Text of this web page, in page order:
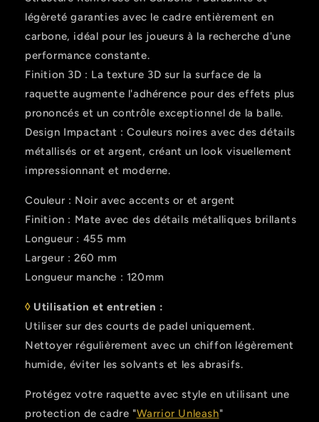
légèreté garanties avec le cadre entièrement en
carbone, idéal pour les joueurs à la recherche d'une
performance constante.
Finition 3D : La texture 3D sur la surface de la
raquette augmente l'adhérence pour des effets plus
prononcés et un contrôle exceptionnel de la balle.
Design Impactant : Couleurs noires avec des détails
métallisés or et argent, créant un look visuellement
impressionnant et moderne.
Couleur : Noir avec accents or et argent
Finition : Mate avec des détails métalliques brillants
Longueur : 455 mm
Largeur : 260 mm
Longueur manche : 120mm
◊ Utilisation et entretien :
Utiliser sur des courts de padel uniquement.
Nettoyer régulièrement avec un chiffon légèrement
humide, éviter les solvants et les abrasifs.
Protégez votre raquette avec style en utilisant une
protection de cadre "Warrior Unleash"